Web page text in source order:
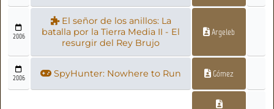
2006
El señor de los anillos: La
batalla por la Tierra Media II - El
resurgir del Rey Brujo
Argeleb
2006 SpyHunter: Nowhere to Run Gómez